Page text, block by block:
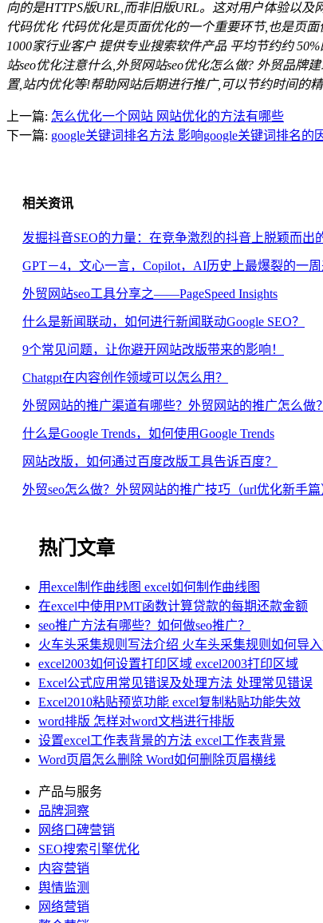
向的是HTTPS版URL,而非旧版URL。这对用户体验以
代码优化 代码优化是页面优化的一个重要环节,也是页
1000家行业客户 提供专业搜索软件产品 平均节约约
站seo优化注意什么,外贸网站seo优化怎么做? 外贸品
置,站内优化等!帮助网站后期进行推广,可以节约时间的精
上一篇: 怎么优化一个网站 网站优化的方法有哪些
下一篇: google关键词排名方法 影响google关键词排名的
相关资讯
发掘抖音SEO的力量：在竞争激烈的抖音上脱颖而出
GPT－4，文心一言，Copilot，AI历史上最爆裂的一周
外贸网站seo工具分享之——PageSpeed Insights
什么是新闻联动，如何进行新闻联动Google SEO？
9个常见问题，让你避开网站改版带来的影响！
Chatgpt在内容创作领域可以怎么用？
外贸网站的推广渠道有哪些？外贸网站的推广怎么做？
什么是Google Trends，如何使用Google Trends
网站改版，如何通过百度改版工具告诉百度？
外贸seo怎么做？外贸网站的推广技巧（url优化新手篇
热门文章
用excel制作曲线图 excel如何制作曲线图
在excel中使用PMT函数计算贷款的每期还款金额
seo推广方法有哪些？如何做seo推广？
火车头采集规则写法介绍 火车头采集规则如何导入
excel2003如何设置打印区域 excel2003打印区域
Excel公式应用常见错误及处理方法 处理常见错误
Excel2010粘贴预览功能 excel复制粘贴功能失效
word排版 怎样对word文档进行排版
设置excel工作表背景的方法 excel工作表背景
Word页眉怎么删除 Word如何删除页眉横线
产品与服务
品牌洞察
网络口碑营销
SEO搜索引擎优化
内容营销
舆情监测
网络营销